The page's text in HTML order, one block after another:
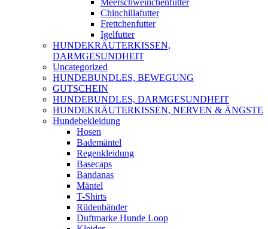
Meerschweinchenfutter
Chinchillafutter
Frettchenfutter
Igelfutter
HUNDEKRÄUTERKISSEN,
DARMGESUNDHEIT
Uncategorized
HUNDEBUNDLES, BEWEGUNG
GUTSCHEIN
HUNDEBUNDLES, DARMGESUNDHEIT
HUNDEKRÄUTERKISSEN, NERVEN & ÄNGSTE
Hundebekleidung
Hosen
Bademäntel
Regenkleidung
Basecaps
Bandanas
Mäntel
T-Shirts
Rüdenbänder
Duftmarke Hunde Loop